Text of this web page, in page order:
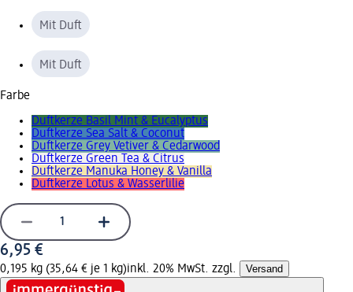
Mit Duft
Mit Duft
Farbe
Duftkerze Basil Mint & Eucalyptus
Duftkerze Sea Salt & Coconut
Duftkerze Grey Vetiver & Cedarwood
Duftkerze Green Tea & Citrus
Duftkerze Manuka Honey & Vanilla
Duftkerze Lotus & Wasserlilie
6,95 €
0,195 kg (35,64 € je 1 kg)inkl. 20% MwSt. zzgl. Versand